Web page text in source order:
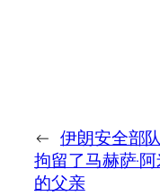
← 伊朗安全部
拘留了马赫萨·
的父亲